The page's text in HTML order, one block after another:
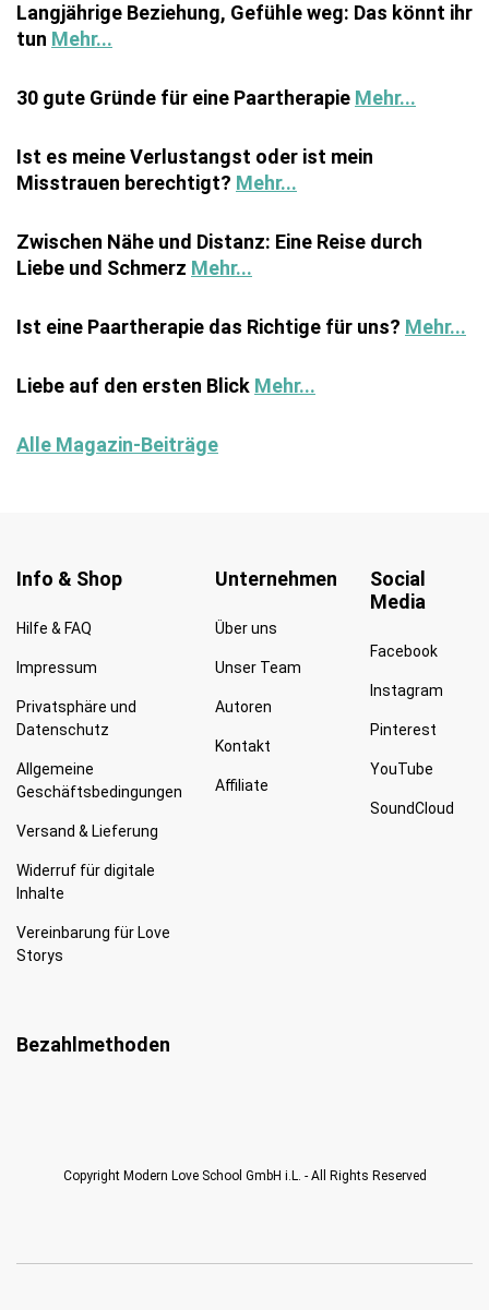
Langjährige Beziehung, Gefühle weg: Das könnt ihr
tun Mehr...
30 gute Gründe für eine Paartherapie Mehr...
Ist es meine Verlustangst oder ist mein
Misstrauen berechtigt? Mehr...
Zwischen Nähe und Distanz: Eine Reise durch
Liebe und Schmerz Mehr...
Ist eine Paartherapie das Richtige für uns? Mehr...
Liebe auf den ersten Blick Mehr...
Alle Magazin-Beiträge
Info & Shop
Hilfe & FAQ
Impressum
Privatsphäre und
Datenschutz
Allgemeine
Geschäftsbedingungen
Versand & Lieferung
Widerruf für digitale
Inhalte
Vereinbarung für Love
Storys
Unternehmen
Über uns
Unser Team
Autoren
Kontakt
Affiliate
Social
Media
Facebook
Instagram
Pinterest
YouTube
SoundCloud
Bezahlmethoden
Copyright Modern Love School GmbH i.L. - All Rights Reserved